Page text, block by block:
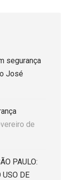
segurança
José
de
PAULO:
USO DE